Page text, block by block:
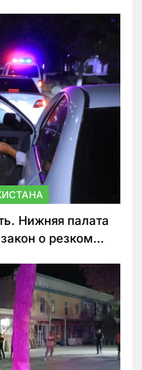
Нижняя палата
о резком